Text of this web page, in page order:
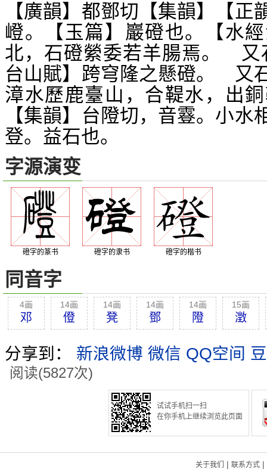
【廣韻】都鄧切【集韻】【正
嶝。【玉篇】巖磴也。【水
北，石磴縈委若羊腸焉。 又
台山賦】跨穹隆之懸磴。 又
漳水歷鹿臺山，合鞮水，出
【集韻】台隥切，音霯。小
登。益石也。
字源演变
磴字的篆书 磴字的隶书 磴字的楷书
同音字
4画
邓
14画
僜
14画
凳
14画
鄧
14画
隥
15画
澂
分享到： 新浪微博 微信 QQ空间
阅读(5827次)
试试手机扫一扫
在你手机上继续浏览此页面
关于我们 | 联系方式|